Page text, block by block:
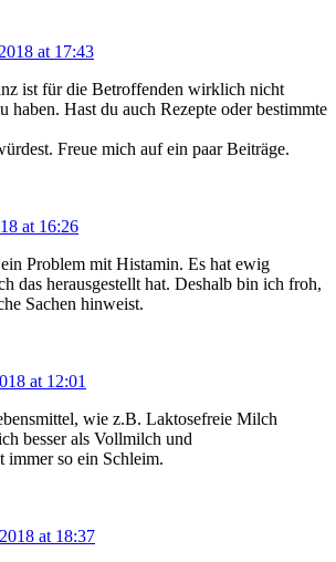
at 17:43
ist für die Betroffenden wirklich nicht
haben. Hast du auch Rezepte oder bestimmte
Freue mich auf ein paar Beiträge.
at 16:26
Problem mit Histamin. Es hat ewig
das herausgestellt hat. Deshalb bin ich froh,
Sachen hinweist.
at 12:01
wie z.B. Laktosefreie Milch
besser als Vollmilch und
immer so ein Schleim.
at 18:37